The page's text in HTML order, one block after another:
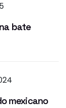
bate
mexicano